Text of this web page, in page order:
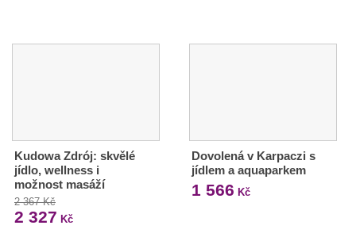
Kudowa Zdrój: skvělé
jídlo, wellness i
možnost masáží
2 367 Kč
2 327 Kč
Dovolená v Karpaczi s
jídlem a aquaparkem
1 566 Kč